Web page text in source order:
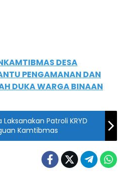
DESA
PENGAMANAN DAN
DUKA WARGA BINAAN
Patroli KRYD
Kamtibmas